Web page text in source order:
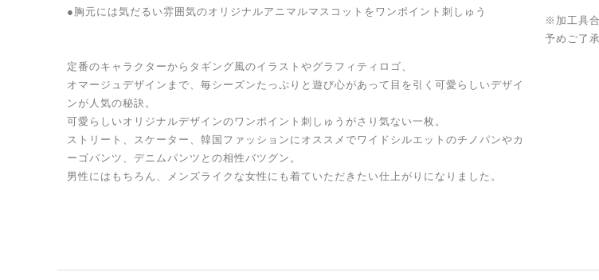
●胸元には気だるい雰囲気のオリジナルアニマルマスコットをワンポイント刺しゅう
定番のキャラクターからタギング風のイラストやグラフィティロゴ、
オマージュデザインまで、毎シーズンたっぷりと遊び心があって目を引く可愛らしいデザイ
ンが人気の秘訣。
可愛らしいオリジナルデザインのワンポイント刺しゅうがさり気ない一枚。
ストリート、スケーター、韓国ファッションにオススメでワイドシルエットのチノパンやカ
ーゴパンツ、デニムパンツとの相性バツグン。
男性にはもちろん、メンズライクな女性にも着ていただきたい仕上がりになりました。
※加工具
予めご了